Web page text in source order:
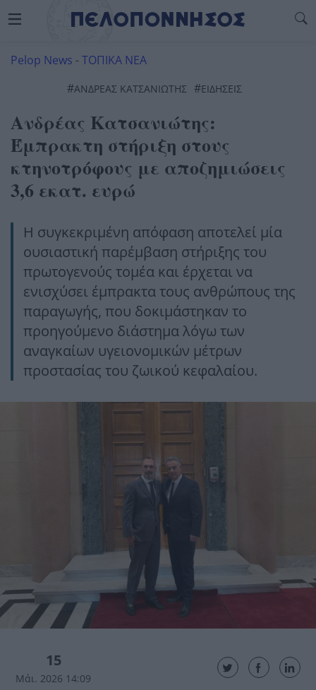
Pelop News -ΤΟΠΙΚΑ ΝΕΑ
#ΑΝΔΡΈΑΣ ΚΑΤΣΑΝΙΏΤΗΣ #ΕΙΔΗΣΕΙΣ
Ανδρέας Κατσανιώτης:
Έμπρακτη στήριξη στους
κτηνοτρόφους με αποζημιώσεις
3,6 εκατ. ευρώ
Η συγκεκριμένη απόφαση αποτελεί μία
ουσιαστική παρέμβαση στήριξης του
πρωτογενούς τομέα και έρχεται να
ενισχύσει έμπρακτα τους ανθρώπους της
παραγωγής, που δοκιμάστηκαν το
προηγούμενο διάστημα λόγω των
αναγκαίων υγειονομικών μέτρων
προστασίας του ζωικού κεφαλαίου.
15
Μάι. 2026 14:09